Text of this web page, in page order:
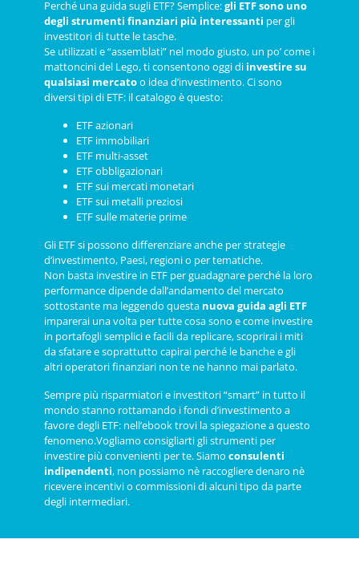
Perché una guida sugli ETF? Semplice:gli ETF sono uno
degli strumenti finanziari più interessanti per gli
investitori di tutte le tasche.
Se utilizzati e “assemblati” nel modo giusto, un po’ come i
mattoncini del Lego, ti consentono oggi di investire su
qualsiasi mercatoo idea d’investimento. Ci sono
diversi tipi di ETF: il catalogo è questo:
ETF azionari
ETF immobiliari
ETF multi-asset
ETF obbligazionari
ETF sui mercati monetari
ETF sui metalli preziosi
ETF sulle materie prime
Gli ETF si possono differenziare anche per strategie
d’investimento, Paesi, regioni o per tematiche.
Non basta investire in ETF per guadagnare perché la loro
performance dipende dall’andamento del mercato
sottostante ma leggendo questa nuova guida agli ETF
imparerai una volta per tutte cosa sono e come investire
in portafogli semplici e facili da replicare, scoprirai i miti
da sfatare e soprattutto capirai perché le banche e gli
altri operatori finanziari non te ne hanno mai parlato.
Sempre più risparmiatori e investitori “smart” in tutto il
mondo stanno rottamando i fondi d’investimento a
favore degli ETF: nell’ebook trovi la spiegazione a questo
fenomeno.Vogliamo consigliarti gli strumenti per
investire più convenienti per te. Siamo consulenti
indipendenti, non possiamo nè raccogliere denaro nè
ricevere incentivi o commissioni di alcuni tipo da parte
degli intermediari.